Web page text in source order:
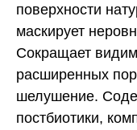
поверхности
маскирует
Сокращает
расширенных
шелушение.
постбиотики,